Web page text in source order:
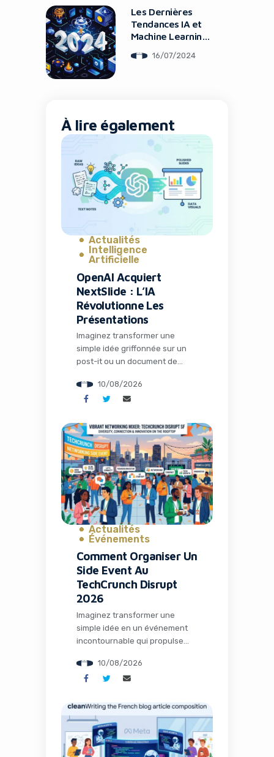
Les Dernières
Tendances IA et
Machine Learning
16/07/2024
À lire également
Actualités
Intelligence
Artificielle
OpenAI Acquiert
NextSlide : L’IA
Révolutionne Les
Présentations
Imaginez transformer une
simple idée griffonnée sur un
post-it ou un document de
présentation visuellement
époustouflante en quelques
que promettait NextSlide, la
startup qui vient d’être
rachetée par OpenAI. Cette
acquisition marque un tournant
significatif dans l’évolution des
outils d’intelligence artificielle
dédiés à la communication
professionnelle. Dans […]
10/08/2026
Actualités
Événements
Comment Organiser Un
Side Event Au
TechCrunch Disrupt
2026
Imaginez transformer une
simple idée en un événement
incontournable qui propulse
projecteurs du TechCrunch
Disrupt. En 2026, cet
Francisco offre une opportunité
unique : organiser votre propre
side event. Pour les
entrepreneurs, marketeurs et
10/08/2026